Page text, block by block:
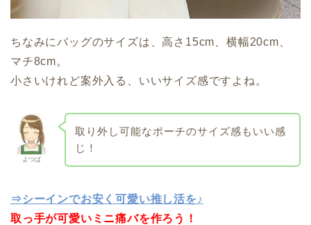
ちなみにバッグのサイズは、高さ15cm、横幅20cm、
マチ8cm。
小さいけれど案外入る、いいサイズ感ですよね。
よつば
取り外し可能なポーチのサイズ感もいい感
じ！
⇒シーインでお安く可愛い推し活を♪
取っ手が可愛いミニ痛バを作ろう！